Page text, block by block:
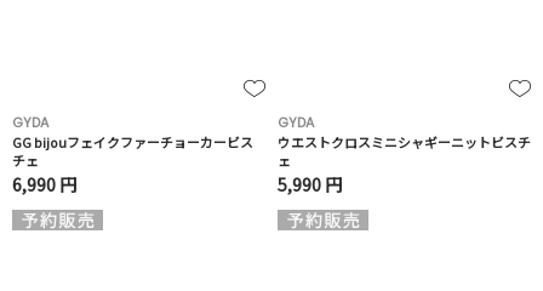
GYDA
GG bijouフェイクファーチョーカービス
チェ
6,990 円
GYDA
ウエストクロスミニシャギーニットビスチ
ェ
5,990 円